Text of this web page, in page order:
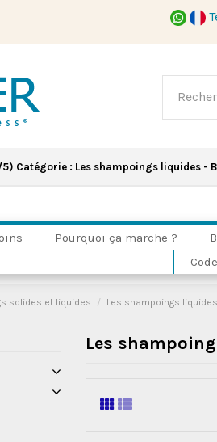
5) Catégorie : Les shampoings liquides -
Pourquoi ça marche ?
solides et liquides Les shampoings liquides
Les